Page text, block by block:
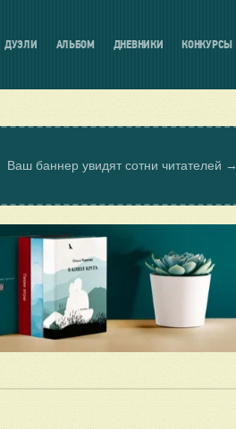
ДУЭЛИ АЛЬБОМ ДНЕВНИКИ КОНКУРСЫ
Ваш баннер увидят сотни читателей →